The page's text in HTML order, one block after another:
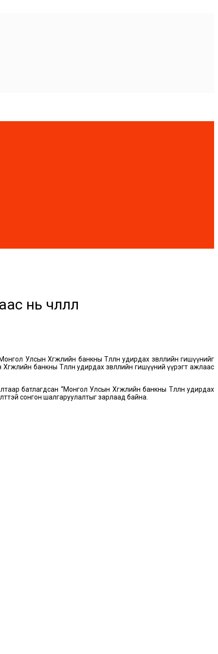
чөлөөллөө
Улсын Хөгжлийн банкны Төлөөлөн удирдах зөвлөлийн гишүүнийг
банкны Төлөөлөн удирдах зөвлөлийн гишүүний үүрэгт ажлаас
батлагдсан “Монгол Улсын Хөгжлийн банкны Төлөөлөн удирдах
сонгон шалгаруулалтыг зарлаад байна.